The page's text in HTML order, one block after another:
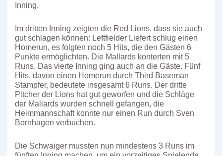
Inning.
Im dritten Inning zeigten die Red Lions, dass sie auch
gut schlagen können: Leftfielder Liefert schlug einen
Homerun, es folgten noch 5 Hits, die den Gästen 6
Punkte ermöglichten. Die Mallards konterten mit 5
Runs. Das vierte Inning ging auch an die Gäste. Fünf
Hits, davon einen Homerun durch Third Baseman
Stampfer, bedeutete insgesamt 6 Runs. Der dritte
Pitcher der Lions hat gut geworfen und die Schläge
der Mallards wurden schnell gefangen, die
Heimmannschaft konnte nur einen Run durch Sven
Bornhagen verbuchen.
Die Schwaiger mussten nun mindestens 3 Runs im